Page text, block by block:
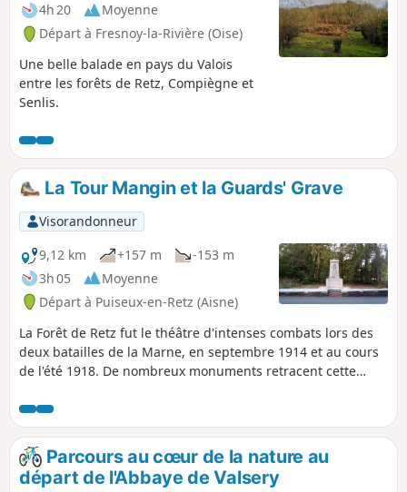
4h 20
Moyenne
Départ à Fresnoy-la-Rivière (Oise)
Une belle balade en pays du Valois
entre les forêts de Retz, Compiègne et
Senlis.
La Tour Mangin et la Guards' Grave
Visorandonneur
9,12 km
+157 m
-153 m
3h 05
Moyenne
Départ à Puiseux-en-Retz (Aisne)
La Forêt de Retz fut le théâtre d'intenses combats lors des
deux batailles de la Marne, en septembre 1914 et au cours
de l'été 1918. De nombreux monuments retracent cette
plusieurs, dont la réplique d'une haute tour d'observation
et un émouvant cimetière militaire. Au départ d'un joli
village avec une église charmante de simplicité, le parcours
est essentiellement forestier.
Parcours au cœur de la nature au
départ de l'Abbaye de Valsery